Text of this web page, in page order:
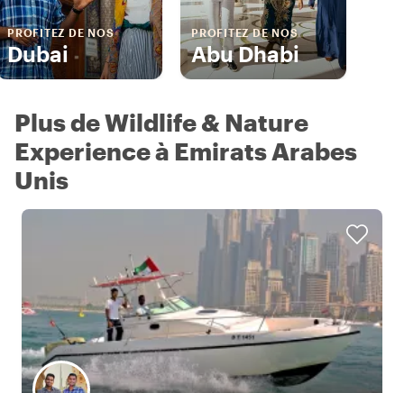
PROFITEZ DE NOS
Dubai
PROFITEZ DE NOS
Abu Dhabi
Plus de Wildlife & Nature
Experience à Emirats Arabes
Unis